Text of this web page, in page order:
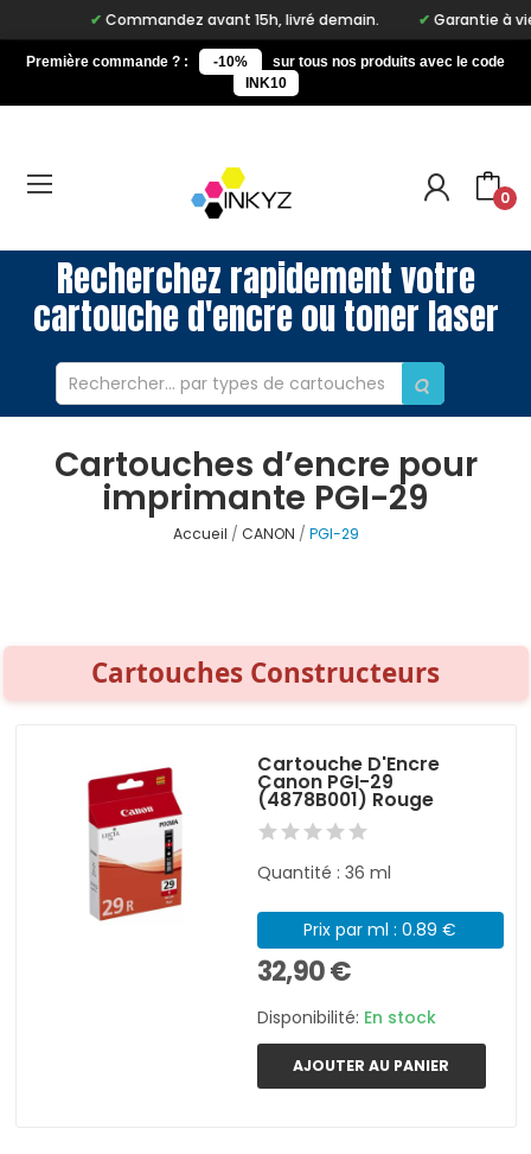
Commandez avant 15h, livré demain. Garantie à vie
Première commande ? : -10%
sur tous nos produits avec le code
INK10
0
Recherchez rapidement votre
cartouche d'encre ou toner laser
Cartouches d’encre pour
imprimante PGI-29
Accueil CANON PGI-29
Cartouches Constructeurs
Cartouche D'Encre
Canon PGI-29
(4878B001) Rouge
Quantité : 36 ml
Prix par ml : 0.89 €
32,90 €
Disponibilité: En stock
AJOUTER AU PANIER